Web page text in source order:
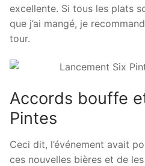
excellente. Si tous les plats
que j’ai mangé, je
tour.
Accords bouffe
Pintes
Ceci dit, l’événement avait
ces nouvelles bières et de